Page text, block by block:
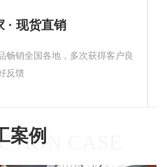
· 现货直销
畅销全国各地，多次获得客户良
反馈
案例 CASE